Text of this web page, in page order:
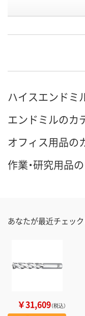
ハイスエンドミ
エンドミルのカ
オフィス用品の
作業・研究用品
あなたが最近チェッ
￥31,609（税込）